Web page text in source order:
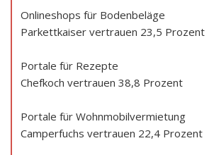
Onlineshops für Bodenbeläge
Parkettkaiser vertrauen 23,5 Prozent
Portale für Rezepte
Chefkoch vertrauen 38,8 Prozent
Portale für Wohnmobilvermietung
Camperfuchs vertrauen 22,4 Prozent